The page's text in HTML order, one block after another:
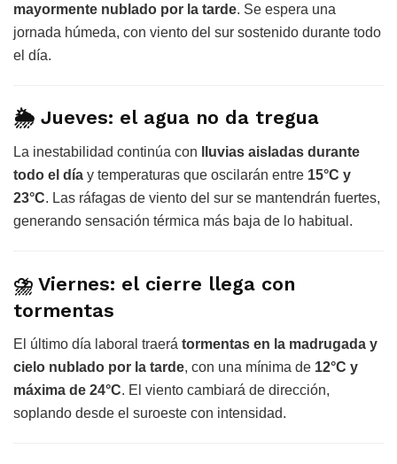
mayormente nublado por la tarde. Se espera una
jornada húmeda, con viento del sur sostenido durante todo
el día.
🌦 Jueves: el agua no da tregua
La inestabilidad continúa con
lluvias aisladas durante
todo el día y temperaturas que oscilarán entre 15°C y
23°C. Las ráfagas de viento del sur se mantendrán fuertes,
generando sensación térmica más baja de lo habitual.
⛈ Viernes: el cierre llega con
tormentas
El último día laboral traerá tormentas en la madrugada y
cielo nublado por la tarde, con una mínima de 12°C y
máxima de 24°C. El viento cambiará de dirección,
soplando desde el suroeste con intensidad.